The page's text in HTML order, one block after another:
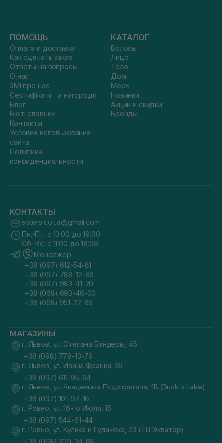
ПОМОЩЬ
Оплата и доставка
Как сделать заказ
Ответы на вопросы
О нас
ЗМІ про нас
Сертифікати та нагороди
Блог
Бюті словник
Контакты
Условия использования
сайта
Политика
конфиденциальности
КАТАЛОГ
Волосы
Лицо
Тело
Дом
Мерч
Новинки
Акции и скидки
Бренды
КОНТАКТЫ
sisters.co.ua@gmail.com
Пн.-Пт. с 10:00 до 19:00
Сб.-Вс. с 11:00 до 18:00
Менеджер
+38 (097) 612-54-81
+38 (097) 788-12-88
+38 (097) 983-41-20
+38 (068) 693-46-00
+38 (068) 951-22-86
МАГАЗИНЫ
г. Львов, ул. Степана Бандеры, 45
+38 (098) 778-13-79
г. Львов, ул. Ивана Франка, 36
+38 (097) 611-95-94
г. Львов, ул. Академика Подстригача, 1В (Duck's Lake)
+38 (097) 101-97-16
г. Ровно, ул. 16-го Июля, 15
+38 (097) 544-61-44
г. Ровно, ул. Кулика и Гудачека, 23 (ТЦ Экватор)
+38 (068) 209-34-88